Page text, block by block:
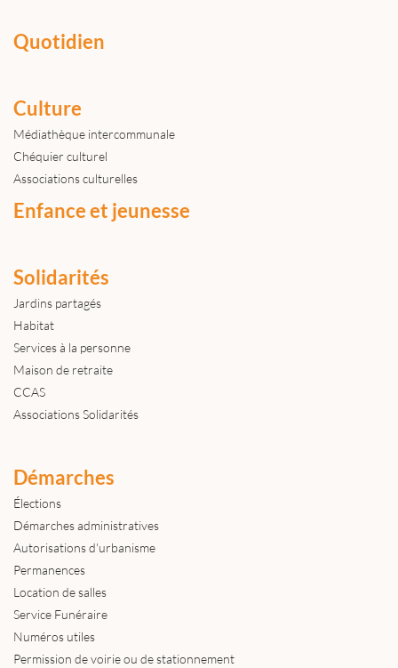
Quotidien
Culture
Médiathèque intercommunale
Chéquier culturel
Associations culturelles
Enfance et jeunesse
Solidarités
Jardins partagés
Habitat
Services à la personne
Maison de retraite
CCAS
Associations Solidarités
Démarches
Élections
Démarches administratives
Autorisations d'urbanisme
Permanences
Location de salles
Service Funéraire
Numéros utiles
Permission de voirie ou de stationnement